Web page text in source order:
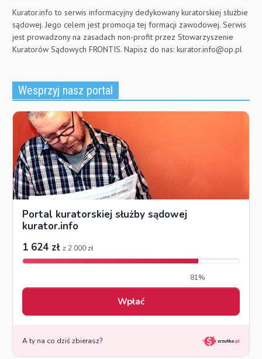
Kurator.info to serwis informacyjny dedykowany kuratorskiej służbie
sądowej. Jego celem jest promocja tej formacji zawodowej. Serwis
jest prowadzony na zasadach non-profit przez Stowarzyszenie
Kuratorów Sądowych FRONTIS. Napisz do nas: kurator.info@op.pl
Wesprzyj nasz portal